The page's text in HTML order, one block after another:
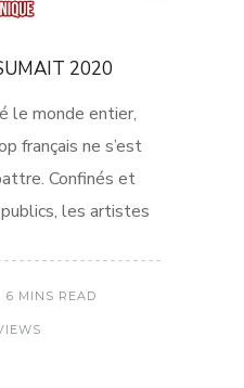
2020
le monde entier,
français ne s’est
Confinés et
les artistes
6 MINS READ